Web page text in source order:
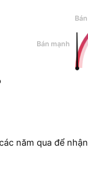
Bán
Bán mạnh
năm qua để nhận